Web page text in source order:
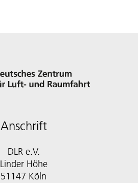
Anschrift
DLR e.V.
Linder Höhe
51147 Köln